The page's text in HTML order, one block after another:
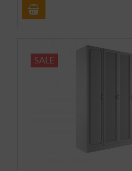
SALE